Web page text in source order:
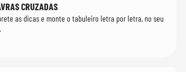
CRUZADAS
as dicas e monte o tabuleiro letra por letra, no seu